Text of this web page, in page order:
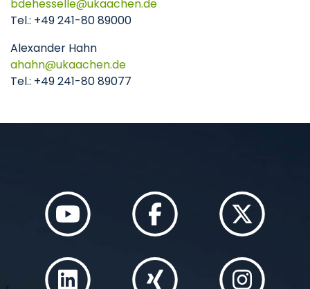
bdehesselle
ukaachende
Tel.: +49 241-80 89000
Alexander Hahn
ahahn
ukaachende
Tel.: +49 241-80 89077